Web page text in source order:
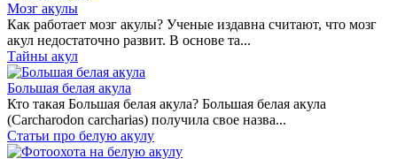
Мозг акулы
Как работает мозг акулы? Ученые издавна считают, что мозг
акул недостаточно развит. В основе та...
Тайны акул
Большая белая акула
Кто такая Большая белая акула? Большая белая акула
(Carcharodon carcharias) получила свое назва...
Статьи про белую акулу